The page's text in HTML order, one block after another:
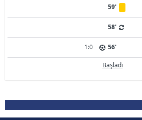
59'
58'
1:0 56'
Başladı